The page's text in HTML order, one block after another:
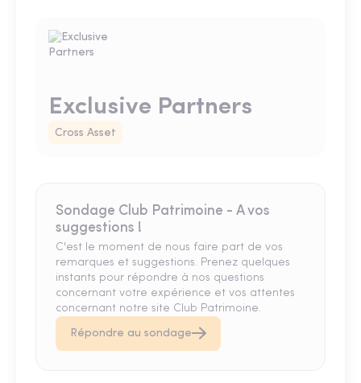
Exclusive Partners
Cross Asset
Sondage Club Patrimoine - A vos
suggestions !
C'est le moment de nous faire part de vos
remarques et suggestions. Prenez quelques
instants pour répondre à nos questions
concernant votre expérience et vos attentes
concernant notre site Club Patrimoine.
Répondre au sondage